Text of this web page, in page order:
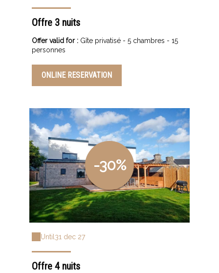
Offre 3 nuits
Offer valid for : Gîte privatisé - 5 chambres - 15
personnes
ONLINE RESERVATION
-30%
Until 31 dec 27
Offre 4 nuits